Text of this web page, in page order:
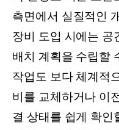
측면에서 실질적인
장비 도입 시에는 공
배치 계획을 수립할
작업도 보다 체계적
비를 교체하거나 이
결 상태를 쉽게 확인